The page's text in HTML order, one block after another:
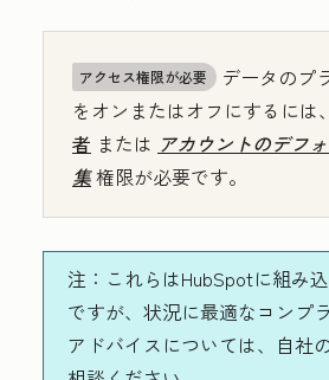
アクセス権限が必要
データのプ
をオンまたはオフにするには、
者 または アカウントのデフ
集権限が必要です。
注： これらはHubSpotに組み
ですが、状況に最適なコンプ
アドバイスについては、自社